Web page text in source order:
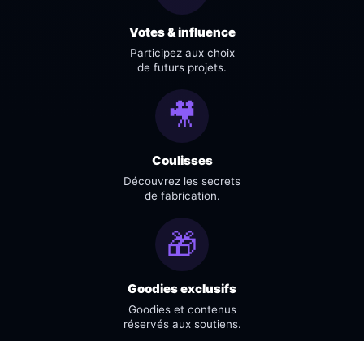
Votes & influence
Participez aux choix
de futurs projets.
🎥
Coulisses
Découvrez les secrets
de fabrication.
🎁
Goodies exclusifs
Goodies et contenus
réservés aux soutiens.